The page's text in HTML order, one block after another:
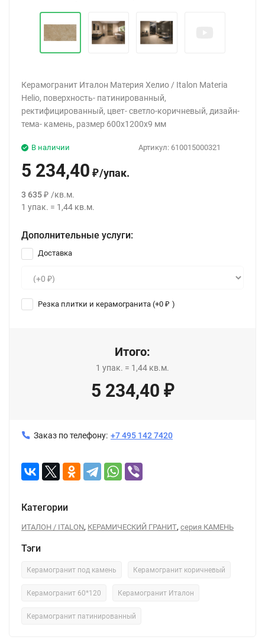
Керамогранит Италон Материя Хелио / Italon Materia
Helio, поверхность- патинированный,
ректифицированный, цвет- светло-коричневый, дизайн-
тема- камень, размер 600x1200x9 мм
Артикул: 610015000321
В наличии
5 234,40 ₽/упак.
3 635 ₽ /кв.м.
1 упак. = 1,44 кв.м.
Дополнительные услуги:
Доставка
Резка плитки и керамогранита (+0 ₽ )
Итого:
1 упак. = 1,44 кв.м.
5 234,40 ₽
Заказ по телефону: +7 495 142 7420
Категории
ИТАЛОН / ITALON, КЕРАМИЧЕСКИЙ ГРАНИТ, серия КАМЕНЬ
Тэги
Керамогранит под камень Керамогранит коричневый
Керамогранит 60*120 Керамогранит Италон
Керамогранит патинированный